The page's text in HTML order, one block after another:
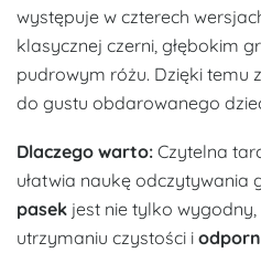
występuje w czterech
klasycznej czerni, głębokim
pudrowym różu. Dzięki temu
do gustu obdarowanego
Dlaczego warto: Czytelna
ułatwia naukę odczytywania
pasek jest nie tylko
utrzymaniu czystości i